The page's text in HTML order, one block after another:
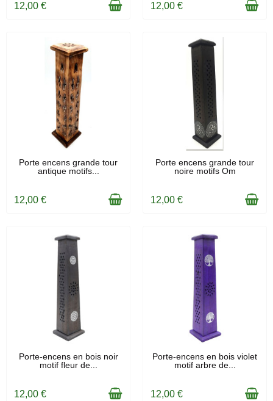
12,00 € 12,00 €
EN STOCK
Porte encens grande tour
antique motifs...
12,00 €
EN STOCK
Porte encens grande tour
noire motifs Om
12,00 €
EN STOCK
Porte-encens en bois noir
motif fleur de...
12,00 €
EN STOCK
Porte-encens en bois violet
motif arbre de...
12,00 €